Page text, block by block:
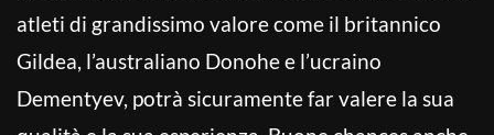
atleti di grandissimo valore come il britannico
Gildea, l’australiano Donohe e l’ucraino
Dementyev, potrà sicuramente far valere la sua